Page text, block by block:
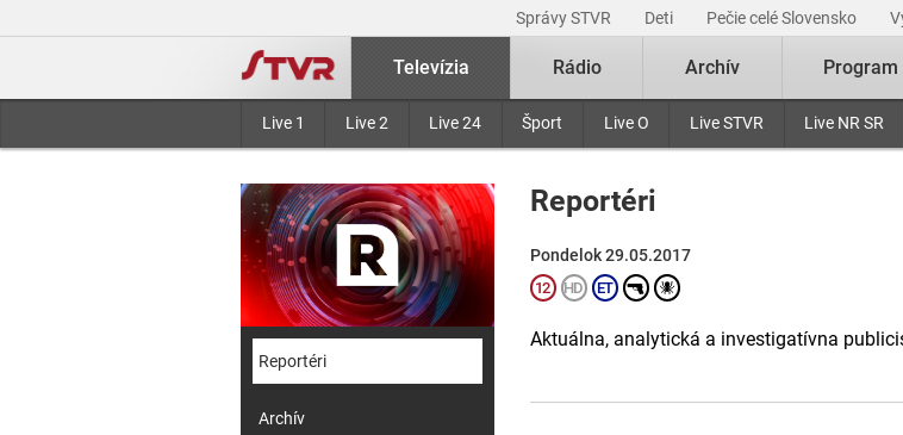
Správy STVR Deti Pečie celé Slovensko
Televízia
Live 1 Live 2 Live 24 Šport Live O Live STVR Live NR SR
Rádio Archív Program
Reportéri
Archív
Reportéri
Pondelok 29.05.2017
Aktuálna, analytická a investigatívna